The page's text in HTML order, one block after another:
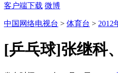
客户端下载 微博
中国网络电视台 > 体育台 > 2012
[乒乓球]张继科